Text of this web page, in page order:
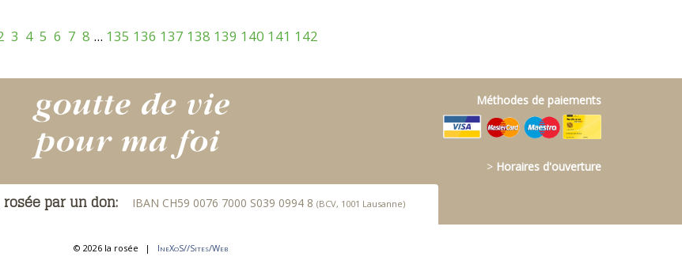
3 4 5 6 7 8 ... 135 136 137 138 139 140 141 142
Méthodes de paiements
> Horaires d'ouverture
par un don: IBAN CH59 0076 7000 S039 0994 8 (BCV, 1001 Lausanne)
© 2026 la rosée | IneXoS//Sites/Web